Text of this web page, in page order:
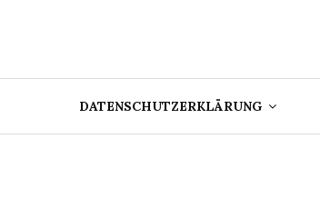
DATENSCHUTZERKLÄRUNG